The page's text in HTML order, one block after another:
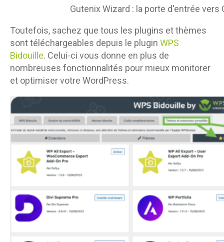
Gutenix Wizard : la porte d'entrée vers
Toutefois, sachez que tous les plugins et thèmes
sont téléchargeables depuis le plugin WPS
Bidouille. Celui-ci vous donne en plus de
nombreuses fonctionnalités pour mieux monitorer
et optimiser votre WordPress.